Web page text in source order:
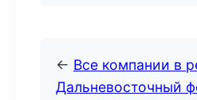
← Все компании в
Дальневосточный